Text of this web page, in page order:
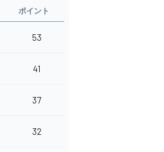
ポイント
53
41
37
32